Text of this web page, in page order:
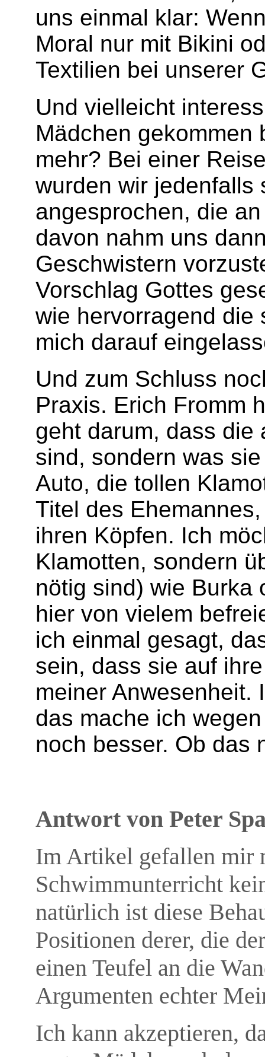
uns einmal klar:
Moral nur mit Bikini
Textilien bei unserer
Und vielleicht
Mädchen
mehr? Bei einer
wurden wir jedenfalls
angesprochen, die
davon nahm uns
Geschwistern
Vorschlag Gottes
wie hervorragend die
mich darauf
Und zum Schluss
Praxis. Erich Fromm
geht darum, dass die
sind, sondern was
Auto, die tollen
Titel des
ihren Köpfen. Ich
Klamotten, sondern
nötig sind) wie Burka
hier von vielem
ich einmal gesagt,
sein, dass sie auf
meiner Anwesenheit.
das mache ich
noch besser. Ob das
Antwort von Peter
Im Artikel gefallen mir
Schwimmunterricht
natürlich ist diese
Positionen derer, die
einen Teufel an die
Argumenten echter
Ich kann akzeptieren,